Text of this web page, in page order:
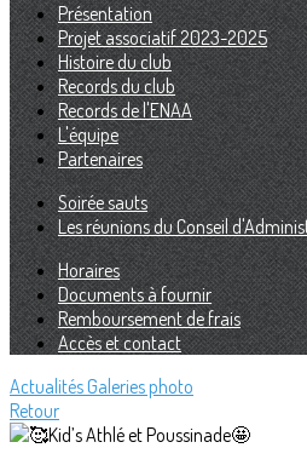
Présentation
Projet associatif 2023-2025
Histoire du club
Records du club
Records de l'ENAA
L'équipe
Partenaires
Soirée sauts
Les réunions du Conseil
Horaires
Documents à fournir
Remboursement de frais
Accès et contact
Actualités Galeries photo
Retour